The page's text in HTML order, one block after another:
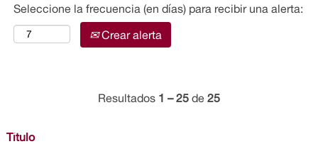
Seleccione la frecuencia (en días) para recibir una alerta:
Crear alerta
Resultados 1 – 25 de 25
Título